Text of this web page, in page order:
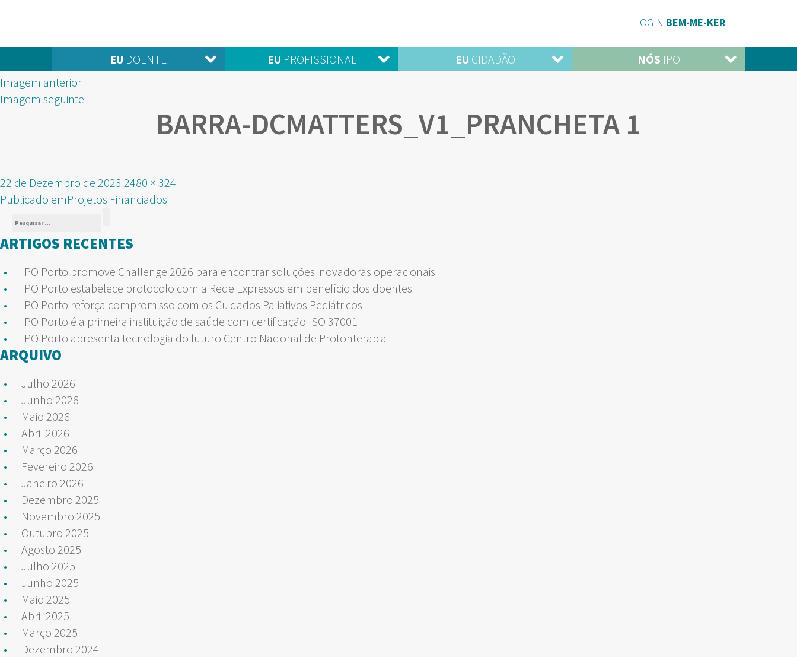
LOGIN BEM-ME-KER
EU DOENTE EU PROFISSIONAL EU CIDADÃO NÓS IPO
Imagem anterior
Imagem seguinte
BARRA-DCMATTERS_V1_PRANCHETA 1
Publicado
em
22 de Dezembro de 2023 Tamanho
real
2480 × 324
NAVEGAÇÃO
DE
ARTIGOS
Publicado emProjetos Financiados
Pesquisar
por:
ARTIGOS RECENTES
IPO Porto promove Challenge 2026 para encontrar soluções inovadoras operacionais
IPO Porto estabelece protocolo com a Rede Expressos em benefício dos doentes
IPO Porto reforça compromisso com os Cuidados Paliativos Pediátricos
IPO Porto é a primeira instituição de saúde com certificação ISO 37001
IPO Porto apresenta tecnologia do futuro Centro Nacional de Protonterapia
ARQUIVO
Julho 2026
Junho 2026
Maio 2026
Abril 2026
Março 2026
Fevereiro 2026
Janeiro 2026
Dezembro 2025
Novembro 2025
Outubro 2025
Agosto 2025
Julho 2025
Junho 2025
Maio 2025
Abril 2025
Março 2025
Dezembro 2024